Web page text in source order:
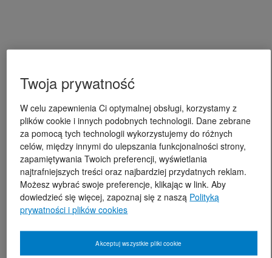
Twoja prywatność
W celu zapewnienia Ci optymalnej obsługi, korzystamy z
plików cookie i innych podobnych technologii. Dane zebrane
za pomocą tych technologii wykorzystujemy do różnych
celów, między innymi do ulepszania funkcjonalności strony,
zapamiętywania Twoich preferencji, wyświetlania
najtrafniejszych treści oraz najbardziej przydatnych reklam.
Możesz wybrać swoje preferencje, klikając w link. Aby
dowiedzieć się więcej, zapoznaj się z naszą Polityką
prywatności i plików cookies
Akceptuj wszystkie pliki cookie